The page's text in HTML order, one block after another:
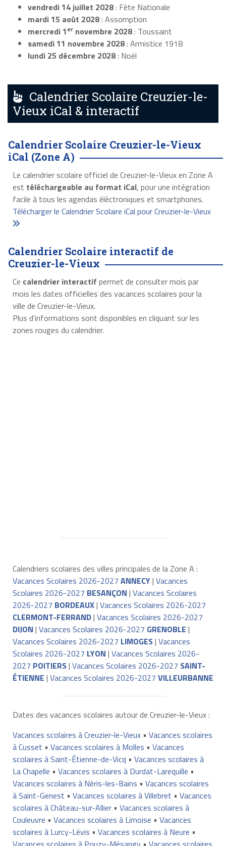
vendredi 14 juillet 2028: Fête Nationale
mardi 15 août 2028: Assomption
mercredi 1er novembre 2028: Toussaint
samedi 11 novembre 2028: Armistice 1918
lundi 25 décembre 2028: Noël
Calendrier Scolaire Creuzier-le-
Vieux iCal & interactif
Calendrier Scolaire Creuzier-le-Vieux
iCal (Zone A)
Le calendrier scolaire officiel de Creuzier-le-Vieux en Zone A
est téléchargeable au format iCal, pour une intégration
facile à tous les agendas éléctroniques et smartphones.
Télécharger le Calendrier Scolaire iCal pour Creuzier-le-Vieux
Calendrier Scolaire interactif de
Creuzier-le-Vieux
Ce calendrier interactif permet de consulter mois par
mois les dates officielles des vacances scolaires pour la
ville de Creuzier-le-Vieux.
Plus d'informations sont disponibles en cliquant sur les
zones rouges du calendrier.
Calendriers scolaires des villes principales de la Zone A :
Vacances Scolaires 2026-2027 ANNECY| Vacances
Scolaires 2026-2027 BESANÇON | Vacances Scolaires
2026-2027 BORDEAUX| Vacances Scolaires 2026-2027
CLERMONT-FERRAND| Vacances Scolaires 2026-2027
DIJON | Vacances Scolaires 2026-2027 GRENOBLE |
Vacances Scolaires 2026-2027 LIMOGES| Vacances
Scolaires 2026-2027 LYON | Vacances Scolaires 2026-
2027 POITIERS| Vacances Scolaires 2026-2027 SAINT-
ÉTIENNE | Vacances Scolaires 2026-2027 VILLEURBANNE
Dates des vacances scolaires autour de Creuzier-le-Vieux :
Vacances scolaires à Creuzier-le-Vieux• Vacances scolaires
à Cusset • Vacances scolaires à Molles • Vacances
scolaires à Saint-Étienne-de-Vicq • Vacances scolaires à
La Chapelle • Vacances scolaires à Durdat-Larequille •
Vacances scolaires à Néris-les-Bains • Vacances scolaires
à Saint-Genest • Vacances scolaires à Villebret • Vacances
scolaires à Château-sur-Allier• Vacances scolaires à
Couleuvre • Vacances scolaires à Limoise • Vacances
scolaires à Lurcy-Lévis • Vacances scolaires à Neure •